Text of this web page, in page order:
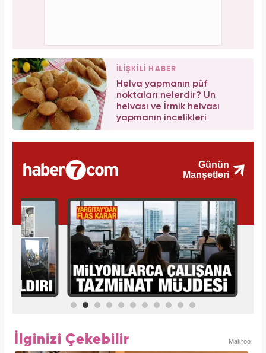
İLİŞKİLİ HABER
Helva yapmanın püf
noktaları nelerdir? Un
helvası ve İrmik helvası
yapmanın incelikleri
İlginizi Çekebilir Makroo